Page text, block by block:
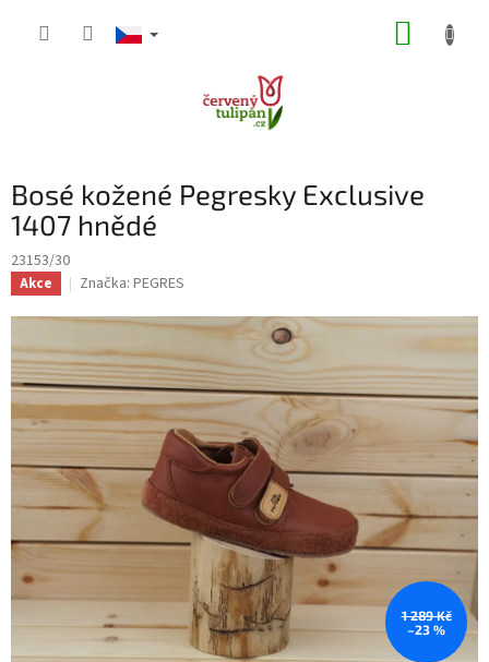
Bosé kožené Pegresky Exclusive
1407 hnědé
23153/30
Akce Značka: PEGRES
1 289 Kč
–23 %